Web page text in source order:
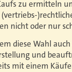
zu ermitteln
(vertriebs-
nicht oder nur
diese Wahl
und
mit einem